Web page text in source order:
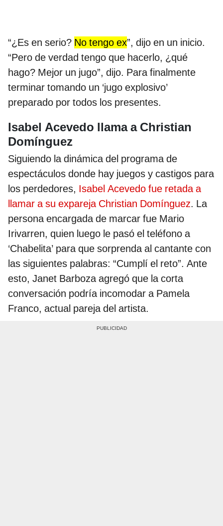
“¿Es en serio? No tengo ex”, dijo en un inicio.
“Pero de verdad tengo que hacerlo, ¿qué
hago? Mejor un jugo”, dijo. Para finalmente
terminar tomando un ‘jugo explosivo’
preparado por todos los presentes.
Isabel Acevedo llama a Christian
Domínguez
Siguiendo la dinámica del programa de
espectáculos donde hay juegos y castigos para
los perdedores, Isabel Acevedo fue retada a
llamar a su expareja Christian Domínguez. La
persona encargada de marcar fue Mario
Irivarren, quien luego le pasó el teléfono a
‘Chabelita’ para que sorprenda al cantante con
las siguientes palabras: “Cumplí el reto”. Ante
esto, Janet Barboza agregó que la corta
conversación podría incomodar a Pamela
Franco, actual pareja del artista.